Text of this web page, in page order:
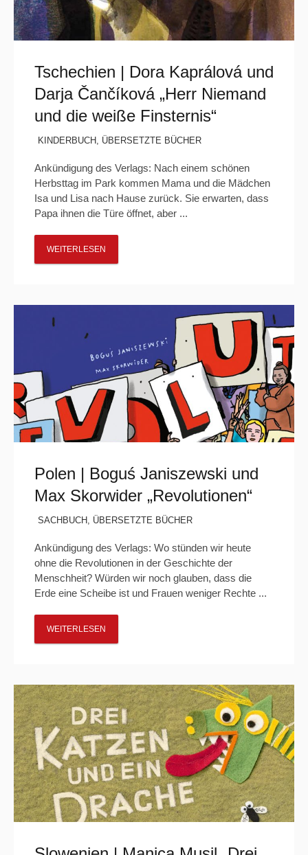
Tschechien | Dora Kaprálová und
Darja Čančíková „Herr Niemand
und die weiße Finsternis“
KINDERBUCH , ÜBERSETZTE BÜCHER
Ankündigung des Verlags: Nach einem schönen
Herbsttag im Park kommen Mama und die Mädchen
Isa und Lisa nach Hause zurück. Sie erwarten, dass
Papa ihnen die Türe öffnet, aber ...
WEITERLESEN
Polen | Boguś Janiszewski und
Max Skorwider „Revolutionen“
SACHBUCH , ÜBERSETZTE BÜCHER
Ankündigung des Verlags: Wo stünden wir heute
ohne die Revolutionen in der Geschichte der
Menschheit? Würden wir noch glauben, dass die
Erde eine Scheibe ist und Frauen weniger Rechte ...
WEITERLESEN